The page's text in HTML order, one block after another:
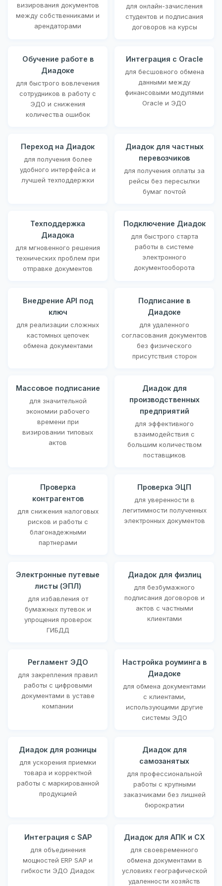
визирования документов
между собственниками и
арендаторами
для онлайн-зачисления
студентов и подписания
договоров на курсы
Обучение работе в
Диадоке
для быстрого вовлечения
сотрудников в работу с
ЭДО и снижения
количества ошибок
Интеграция с Oracle
для бесшовного обмена
данными между
финансовыми модулями
Oracle и ЭДО
Переход на Диадок
для получения более
удобного интерфейса и
лучшей техподдержки
Диадок для частных
перевозчиков
для получения оплаты за
рейсы без пересылки
бумаг почтой
Техподдержка
Диадока
для мгновенного решения
технических проблем при
отправке документов
Подключение Диадок
для быстрого старта
работы в системе
электронного
документооборота
Внедрение API под
ключ
для реализации сложных
кастомных цепочек
обмена документами
Подписание в
Диадоке
для удаленного
согласования документов
без физического
присутствия сторон
Массовое подписание
для значительной
экономии рабочего
времени при
визировании типовых
актов
Диадок для
производственных
предприятий
для эффективного
взаимодействия с
большим количеством
поставщиков
Проверка
контрагентов
для снижения налоговых
рисков и работы с
благонадежными
партнерами
Проверка ЭЦП
для уверенности в
легитимности полученных
электронных документов
Электронные путевые
листы (ЭПЛ)
для избавления от
бумажных путевок и
упрощения проверок
ГИБДД
Диадок для физлиц
для безбумажного
подписания договоров и
актов с частными
клиентами
Регламент ЭДО
для закрепления правил
работы с цифровыми
документами в уставе
компании
Настройка роуминга в
Диадоке
для обмена документами
с клиентами,
использующими другие
системы ЭДО
Диадок для розницы
для ускорения приемки
товара и корректной
работы с маркированной
продукцией
Диадок для
самозанятых
для профессиональной
работы с крупными
заказчиками без лишней
бюрократии
Интеграция с SAP
для объединения
мощностей ERP SAP и
гибкости ЭДО Диадок
Диадок для АПК и СХ
для своевременного
обмена документами в
условиях географической
удаленности хозяйств